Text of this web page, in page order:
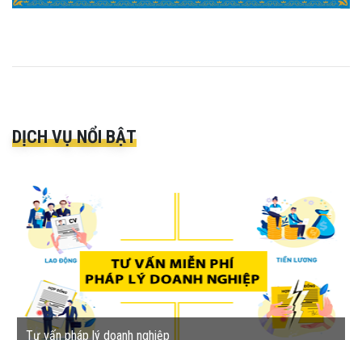
DỊCH VỤ NỔI BẬT
Tư vấn pháp lý doanh nghiệp